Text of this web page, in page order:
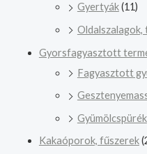
Gyertyák(11)
Gyorsfagyasztott
Fagyasztott
Gyümölcspürék
Kakaóporok, fűszerek